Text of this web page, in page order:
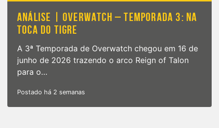
ANÁLISE | OVERWATCH – TEMPORADA 3: NA
TOCA DO TIGRE
A 3ª Temporada de Overwatch chegou em 16 de
junho de 2026 trazendo o arco Reign of Talon
para o…
Postado há 2 semanas